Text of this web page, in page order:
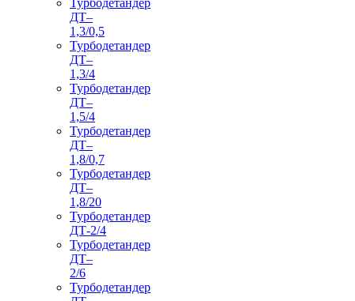
ДТ–
1,3/0,5
Турбодетандер
ДТ–
1,3/4
Турбодетандер
ДТ–
1,5/4
Турбодетандер
ДТ–
1,8/0,7
Турбодетандер
ДТ–
1,8/20
Турбодетандер
ДТ-2/4
Турбодетандер
ДТ–
2/6
Турбодетандер